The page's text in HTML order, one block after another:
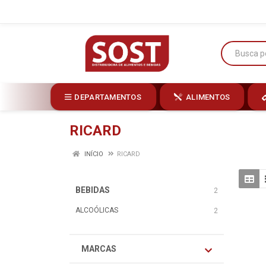
DEPARTAMENTOS ALIMENTOS
RICARD
INÍCIO RICARD
BEBIDAS 2
ALCOÓLICAS 2
MARCAS